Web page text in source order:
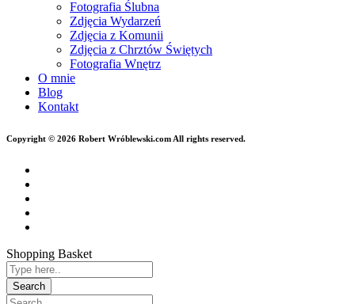
Fotografia Ślubna
Zdjęcia Wydarzeń
Zdjęcia z Komunii
Zdjęcia z Chrztów Świętych
Fotografia Wnętrz
O mnie
Blog
Kontakt
Copyright © 2026 Robert Wróblewski.com All rights reserved.
Shopping Basket